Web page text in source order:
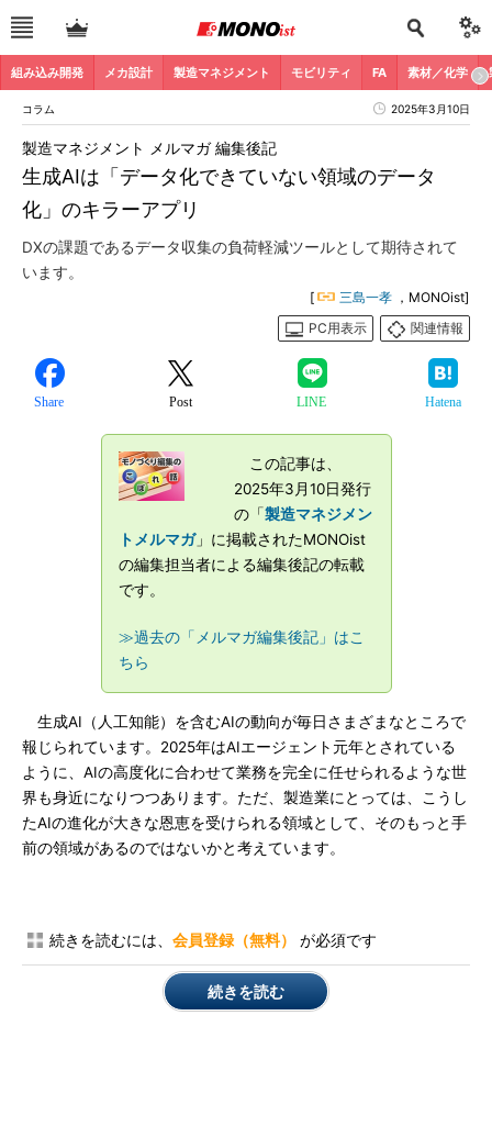
組み込み開発 メカ設計 製造マネジメント モビリティ FA 素材／化学
コラム 2025年3月10日
生成AIは「データ化できていない領域のデータ
化」のキラーアプリ
製造マネジメント メルマガ 編集後記
DXの課題であるデータ収集の負荷軽減ツールとして期待されて
います。
[ 三島一孝 ，MONOist]
PC用表示
関連情報
Share Post LINE Hatena
この記事は、
2025年3月10日発行
の「製造マネジメン
トメルマガ」に掲載されたMONOist
の編集担当者による編集後記の転載
です。
≫過去の「メルマガ編集後記」はこ
ちら
生成AI（人工知能）を含むAIの動向が毎日さまざまなところで
報じられています。2025年はAIエージェント元年とされている
ように、AIの高度化に合わせて業務を完全に任せられるような世
界も身近になりつつあります。ただ、製造業にとっては、こうし
たAIの進化が大きな恩恵を受けられる領域として、そのもっと手
前の領域があるのではないかと考えています。
続きを読むには、 会員登録（無料） が必須です
続きを読む